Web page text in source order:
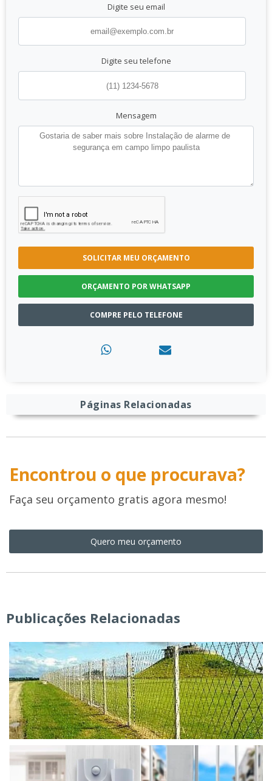
Digite seu email
Digite seu telefone
Mensagem
SOLICITAR MEU ORÇAMENTO
ORÇAMENTO POR WHATSAPP
COMPRE PELO TELEFONE
Páginas Relacionadas
Encontrou o que procurava?
Faça seu orçamento gratis agora mesmo!
Quero meu orçamento
Publicações Relacionadas